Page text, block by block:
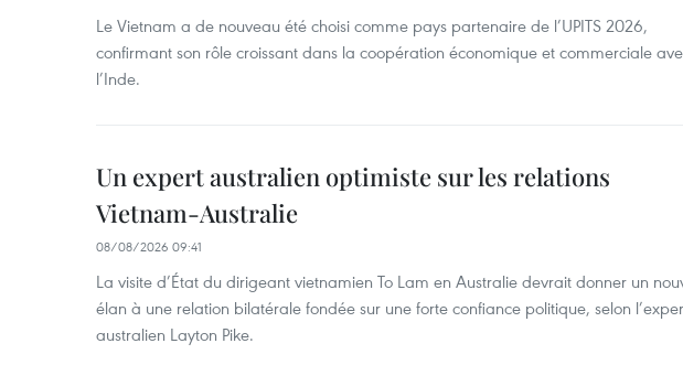
Le Vietnam a de nouveau été choisi comme pays partenaire de l’UPITS 2026,
confirmant son rôle croissant dans la coopération économique et commerciale
l’Inde.
Un expert australien optimiste sur les relations
Vietnam-Australie
08/08/2026 09:41
La visite d’État du dirigeant vietnamien To Lam en Australie devrait donner un
élan à une relation bilatérale fondée sur une forte confiance politique, selon
australien Layton Pike.